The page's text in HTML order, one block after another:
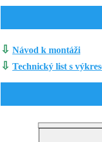
⇩ Návod k montáži
⇩ Technický list s